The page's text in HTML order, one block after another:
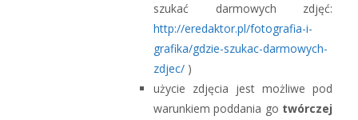
szukać darmowych zdjęć:
http://eredaktor.pl/fotografia-i-
grafika/gdzie-szukac-darmowych-
zdjec/ )
użycie zdjęcia jest możliwe pod
warunkiem poddania go twórczej